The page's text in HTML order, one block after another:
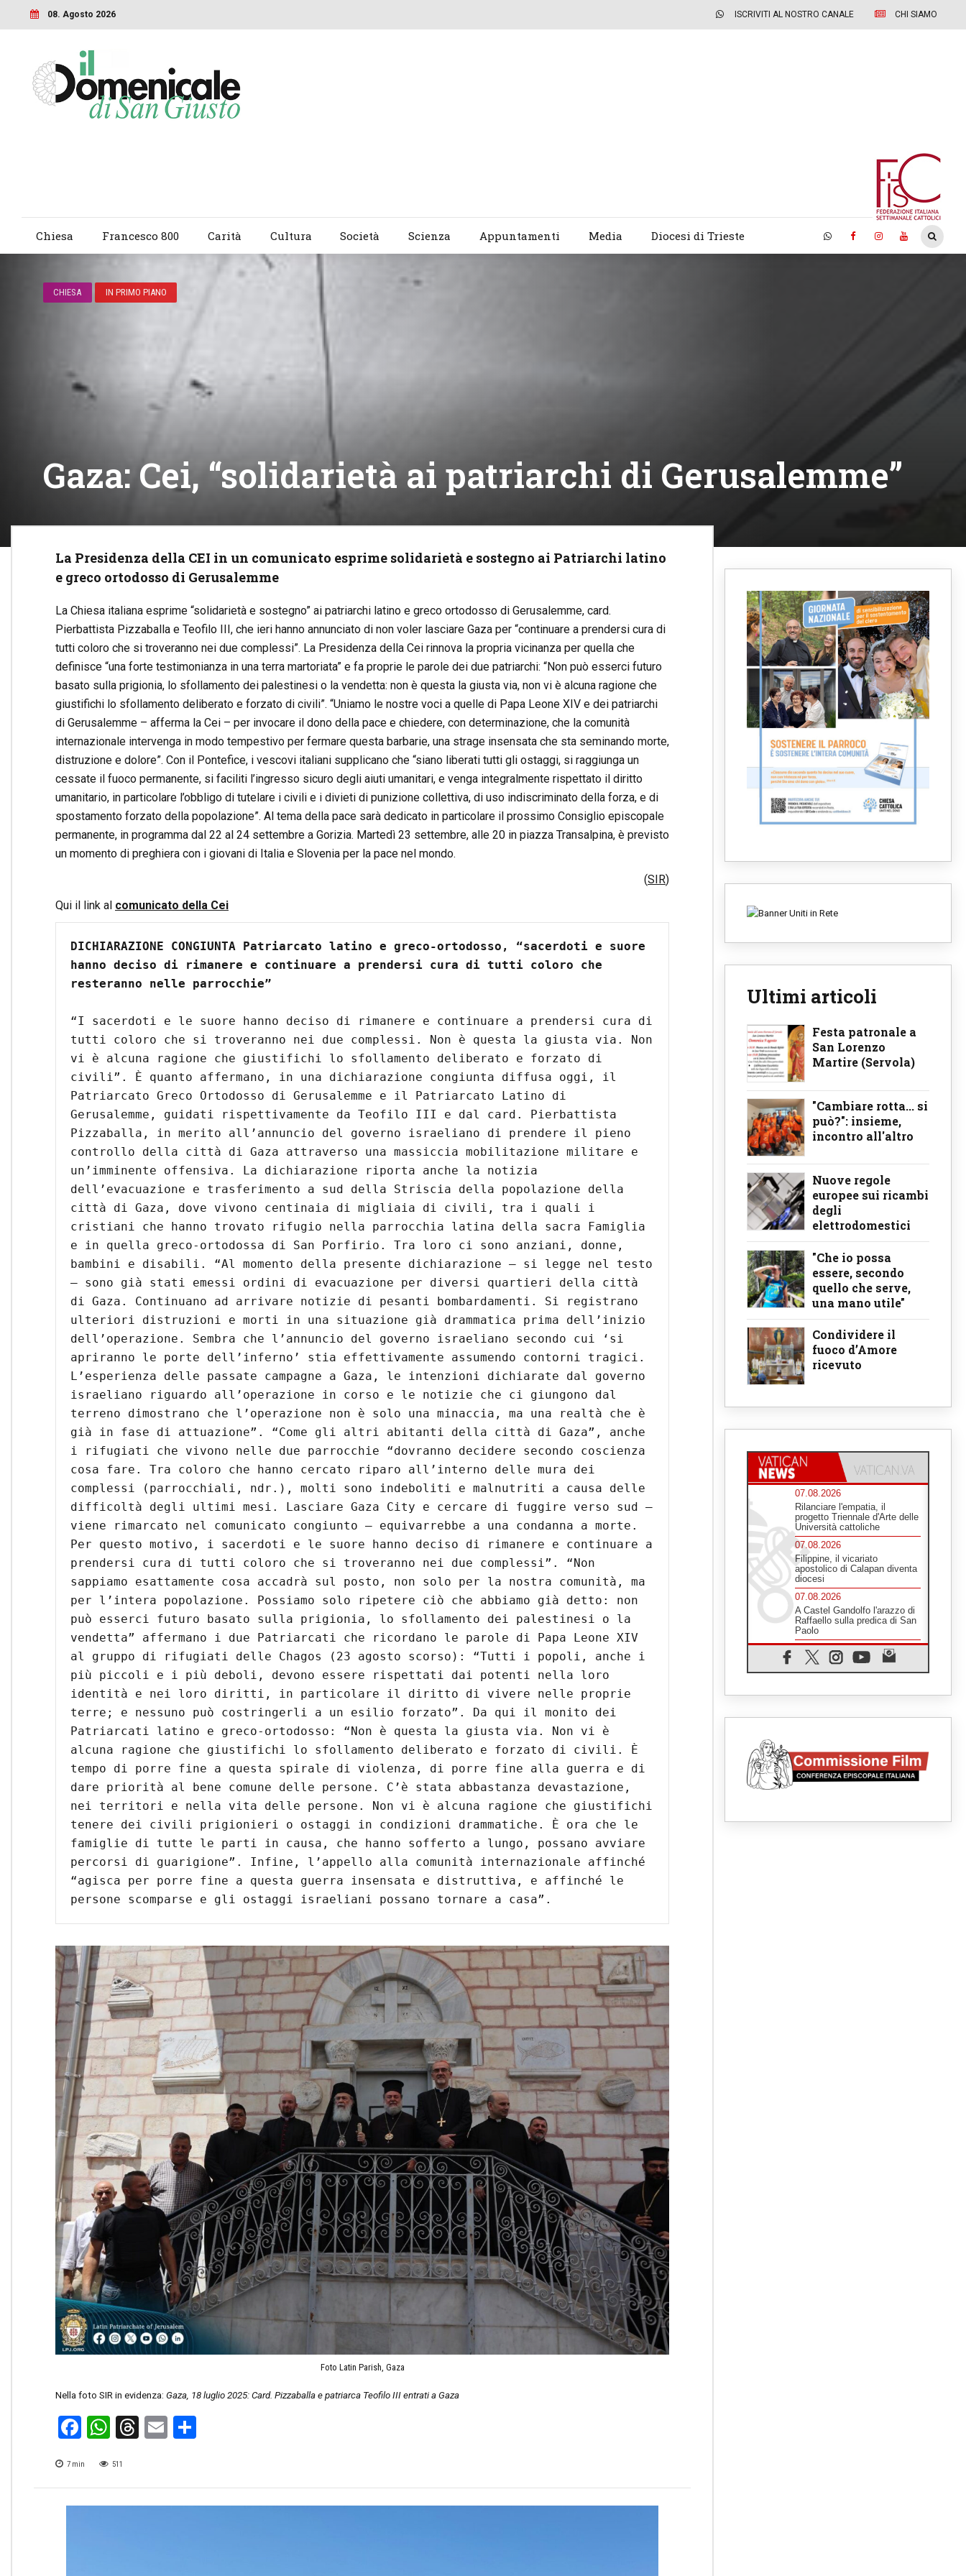
08. Agosto 2026 ISCRIVITI AL NOSTRO CANALE CHI SIAMO
Chiesa Francesco 800 Carità Cultura Società Scienza Appuntamenti Media Diocesi di Trieste
CHIESA IN PRIMO PIANO
Gaza: Cei, “solidarietà ai patriarchi di Gerusalemme”
La Presidenza della CEI in un comunicato esprime solidarietà e sostegno ai Patriarchi latino
e greco ortodosso di Gerusalemme
La Chiesa italiana esprime “solidarietà e sostegno” ai patriarchi latino e greco ortodosso di Gerusalemme, card.
Pierbattista Pizzaballa e Teofilo III, che ieri hanno annunciato di non voler lasciare Gaza per “continuare a prendersi cura di
tutti coloro che si troveranno nei due complessi”. La Presidenza della Cei rinnova la propria vicinanza per quella che
definisce “una forte testimonianza in una terra martoriata” e fa proprie le parole dei due patriarchi: “Non può esserci futuro
basato sulla prigionia, lo sfollamento dei palestinesi o la vendetta: non è questa la giusta via, non vi è alcuna ragione che
giustifichi lo sfollamento deliberato e forzato di civili”. “Uniamo le nostre voci a quelle di Papa Leone XIV e dei patriarchi
di Gerusalemme – afferma la Cei – per invocare il dono della pace e chiedere, con determinazione, che la comunità
internazionale intervenga in modo tempestivo per fermare questa barbarie, una strage insensata che sta seminando morte,
distruzione e dolore”. Con il Pontefice, i vescovi italiani supplicano che “siano liberati tutti gli ostaggi, si raggiunga un
cessate il fuoco permanente, si faciliti l’ingresso sicuro degli aiuti umanitari, e venga integralmente rispettato il diritto
umanitario, in particolare l’obbligo di tutelare i civili e i divieti di punizione collettiva, di uso indiscriminato della forza, e di
spostamento forzato della popolazione”. Al tema della pace sarà dedicato in particolare il prossimo Consiglio episcopale
permanente, in programma dal 22 al 24 settembre a Gorizia. Martedì 23 settembre, alle 20 in piazza Transalpina, è previsto
un momento di preghiera con i giovani di Italia e Slovenia per la pace nel mondo.
(SIR)
Qui il link al comunicato della Cei
DICHIARAZIONE CONGIUNTA Patriarcato latino e greco-ortodosso, “sacerdoti e suore
hanno deciso di rimanere e continuare a prendersi cura di tutti coloro che
resteranno nelle parrocchie”
“I sacerdoti e le suore hanno deciso di rimanere e continuare a prendersi cura di
tutti coloro che si troveranno nei due complessi. Non è questa la giusta via. Non
vi è alcuna ragione che giustifichi lo sfollamento deliberato e forzato di
civili”. È quanto affermano, in una dichiarazione congiunta diffusa oggi, il
Patriarcato Greco Ortodosso di Gerusalemme e il Patriarcato Latino di
Gerusalemme, guidati rispettivamente da Teofilo III e dal card. Pierbattista
Pizzaballa, in merito all’annuncio del governo israeliano di prendere il pieno
controllo della città di Gaza attraverso una massiccia mobilitazione militare e
un’imminente offensiva. La dichiarazione riporta anche la notizia
dell’evacuazione e trasferimento a sud della Striscia della popolazione della
città di Gaza, dove vivono centinaia di migliaia di civili, tra i quali i
cristiani che hanno trovato rifugio nella parrocchia latina della sacra Famiglia
e in quella greco-ortodossa di San Porfirio. Tra loro ci sono anziani, donne,
bambini e disabili. “Al momento della presente dichiarazione – si legge nel testo
– sono già stati emessi ordini di evacuazione per diversi quartieri della città
di Gaza. Continuano ad arrivare notizie di pesanti bombardamenti. Si registrano
ulteriori distruzioni e morti in una situazione già drammatica prima dell’inizio
dell’operazione. Sembra che l’annuncio del governo israeliano secondo cui ‘si
apriranno le porte dell’inferno’ stia effettivamente assumendo contorni tragici.
L’esperienza delle passate campagne a Gaza, le intenzioni dichiarate dal governo
israeliano riguardo all’operazione in corso e le notizie che ci giungono dal
terreno dimostrano che l’operazione non è solo una minaccia, ma una realtà che è
già in fase di attuazione”. “Come gli altri abitanti della città di Gaza”, anche
i rifugiati che vivono nelle due parrocchie “dovranno decidere secondo coscienza
cosa fare. Tra coloro che hanno cercato riparo all’interno delle mura dei
complessi (parrocchiali, ndr.), molti sono indeboliti e malnutriti a causa delle
difficoltà degli ultimi mesi. Lasciare Gaza City e cercare di fuggire verso sud –
viene rimarcato nel comunicato congiunto – equivarrebbe a una condanna a morte.
Per questo motivo, i sacerdoti e le suore hanno deciso di rimanere e continuare a
prendersi cura di tutti coloro che si troveranno nei due complessi”. “Non
sappiamo esattamente cosa accadrà sul posto, non solo per la nostra comunità, ma
per l’intera popolazione. Possiamo solo ripetere ciò che abbiamo già detto: non
può esserci futuro basato sulla prigionia, lo sfollamento dei palestinesi o la
vendetta” affermano i due Patriarcati che ricordano le parole di Papa Leone XIV
al gruppo di rifugiati delle Chagos (23 agosto scorso): “Tutti i popoli, anche i
più piccoli e i più deboli, devono essere rispettati dai potenti nella loro
identità e nei loro diritti, in particolare il diritto di vivere nelle proprie
terre; e nessuno può costringerli a un esilio forzato”. Da qui il monito dei
Patriarcati latino e greco-ortodosso: “Non è questa la giusta via. Non vi è
alcuna ragione che giustifichi lo sfollamento deliberato e forzato di civili. È
tempo di porre fine a questa spirale di violenza, di porre fine alla guerra e di
dare priorità al bene comune delle persone. C’è stata abbastanza devastazione,
nei territori e nella vita delle persone. Non vi è alcuna ragione che giustifichi
tenere dei civili prigionieri o ostaggi in condizioni drammatiche. È ora che le
famiglie di tutte le parti in causa, che hanno sofferto a lungo, possano avviare
percorsi di guarigione”. Infine, l’appello alla comunità internazionale affinché
“agisca per porre fine a questa guerra insensata e distruttiva, e affinché le
persone scomparse e gli ostaggi israeliani possano tornare a casa”.
Foto Latin Parish, Gaza
Nella foto SIR in evidenza: Gaza, 18 luglio 2025: Card. Pizzaballa e patriarca Teofilo III entrati a Gaza
Facebook
WhatsApp
Threads
Email
7 min 511
Ultimi articoli
Festa patronale a
San Lorenzo
Martire (Servola)
"Cambiare rotta... si
può?": insieme,
incontro all'altro
Nuove regole
europee sui ricambi
degli
elettrodomestici
"Che io possa
essere, secondo
quello che serve,
una mano utile"
Condividere il
fuoco d’Amore
ricevuto
07.08.2026
Rilanciare l'empatia, il
progetto Triennale d'Arte delle
Università cattoliche
07.08.2026
Filippine, il vicariato
apostolico di Calapan diventa
diocesi
07.08.2026
A Castel Gandolfo l'arazzo di
Raffaello sulla predica di San
Paolo
07.08.2026
Tagle: la guerra sfigura il
mondo, solo la rivelazione di
07.08.2026
SIGNIS 2026, dare voce alle
religiose cattoliche nello
spazio pubblico